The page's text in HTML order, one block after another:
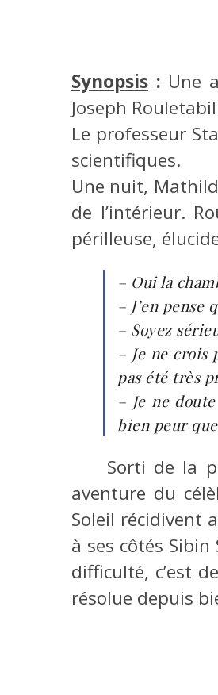
Synopsis : Une
Joseph
Le professeur
scientifiques.
Une nuit,
de l’intérieur.
périlleuse,
– Oui la
– J’en
– Soyez
– Je ne crois
pas été très
– Je ne
bien peur
Sorti de la
aventure du
Soleil récidivent
à ses côtés
difficulté, c’est
résolue depuis